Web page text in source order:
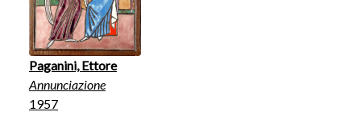
Paganini, Ettore
Annunciazione
1957